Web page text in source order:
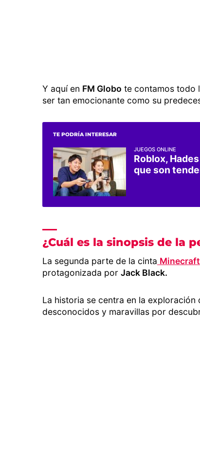
Y aquí en FM Globo te contamos todo
ser tan emocionante como su
TE PODRÍA INTERESAR
JUEGOS ONLINE
Roblox,
que son
¿Cuál es la sinopsis de la
La segunda parte de la cinta Minecraft
protagonizada por Jack Black.
La historia se centra en la exploración
desconocidos y maravillas por